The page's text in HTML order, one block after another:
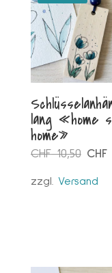
lang «home
home»
CHF10,50 CHF
zzgl. Versand